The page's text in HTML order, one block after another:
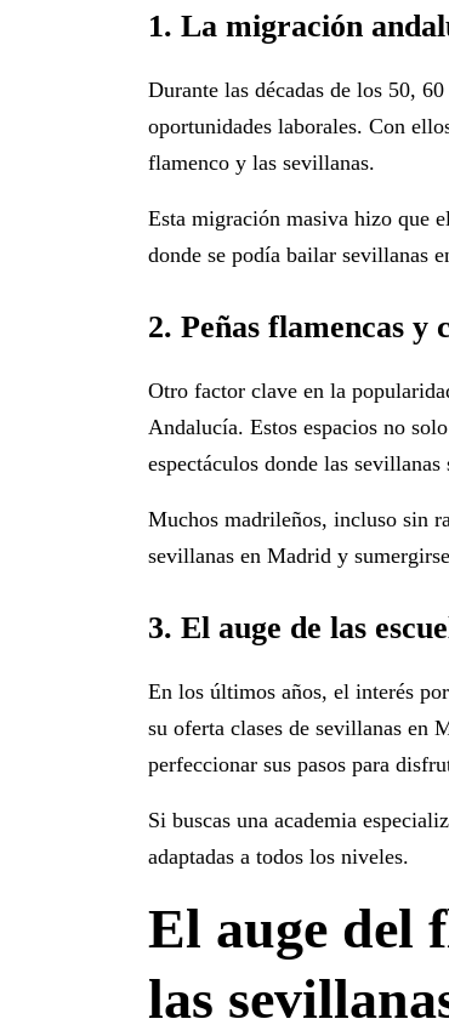
1. La migración
Durante las décadas de los 50,
oportunidades laborales. Con
flamenco y las sevillanas.
Esta migración masiva hizo que
donde se podía bailar sevillanas
2. Peñas flamencas y
Otro factor clave en la
Andalucía. Estos espacios no
espectáculos donde las sevillanas
Muchos madrileños, incluso sin
sevillanas en Madrid y
3. El auge de las
En los últimos años, el interés
su oferta clases de sevillanas en
perfeccionar sus pasos para
Si buscas una academia
adaptadas a todos los niveles.
El auge del
las